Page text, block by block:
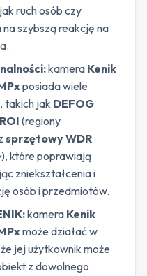
ruch osób czy
szybszą reakcję na
kamera Kenik
posiada wiele
takich jak DEFOG
ROI (regiony
sprzętowy WDR
które poprawiają
zniekształcenia i
osób i przedmiotów.
kamera Kenik
może działać w
jej użytkownik może
z dowolnego